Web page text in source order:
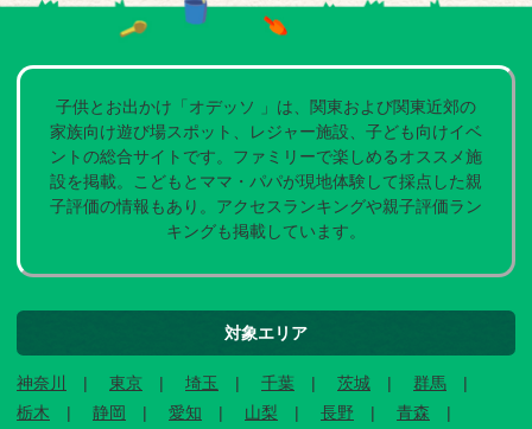
子供とお出かけ「オデッソ 」は、関東および関東近郊の
家族向け遊び場スポット、レジャー施設、子ども向けイベ
ントの総合サイトです。ファミリーで楽しめるオススメ施
設を掲載。こどもとママ・パパが現地体験して採点した親
子評価の情報もあり。アクセスランキングや親子評価ラン
キングも掲載しています。
対象エリア
神奈川 東京 埼玉 千葉 茨城
群馬
栃木
静岡 愛知 山梨 長野
青森